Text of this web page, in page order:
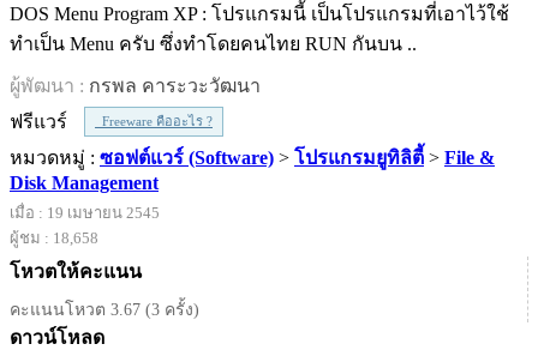
DOS Menu Program XP : โปรแกรมนี้ เป็นโปรแกรมที่เอาไว้ใช้
ทำเป็น Menu ครับ ซึ่งทำโดยคนไทย RUN กันบน ..
ผู้พัฒนา : กรพล คาระวะวัฒนา
ฟรีแวร์
Freeware คืออะไร ?
หมวดหมู่ : ซอฟต์แวร์ (Software) > โปรแกรมยูทิลิตี้ > File &
Disk Management
เมื่อ : 19 เมษายน 2545
ผู้ชม : 18,658
โหวตให้คะแนน
คะแนนโหวต 3.67 (3 ครั้ง)
ดาวน์โหลด